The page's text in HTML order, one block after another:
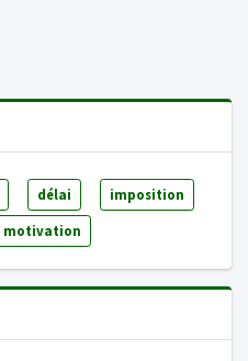
délai imposition
motivation